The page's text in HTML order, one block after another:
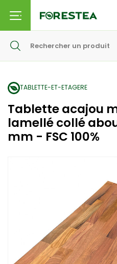
TABLETTE-ET-ETAGERE
Tablette acajou
lamellé collé
mm - FSC 100%